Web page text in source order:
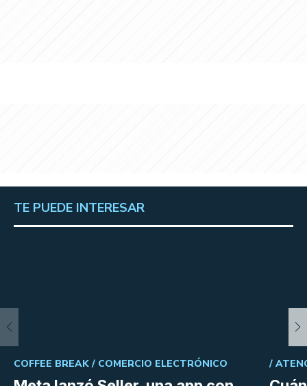
TE PUEDE INTERESAR
COFFEE BREAK / COMERCIO ELECTRÓNICO /